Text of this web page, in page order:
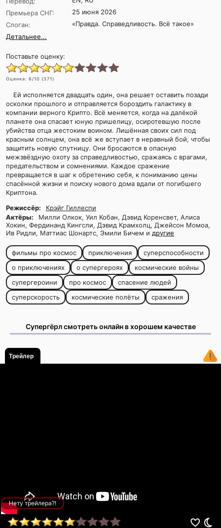
Премьера СНГ:
25 июня 2026
Слоган:
«Правда. Справедливость. Всё такое»
Детальнее...
Поставьте оценку:
Оценка: 6/10 (371)
Ей исполняется двадцать один, она решает оставить позади
осколки прошлого и отправляется бороздить галактику в
компании верного Крипто. Всё меняется, когда на далёкой
планете она спасает юную пришелицу, осиротевшую после
убийства отца жестоким воином. Лишённая своих сил под
красным солнцем, она всё же вступает в неравный бой, чтобы
защитить новую спутницу. Они бросаются в опасную
межзвёздную охоту за справедливостью, сражаясь с врагами,
предательством и сомнениями. Каждое сражение
превращается в шаг к обретению себя, к пониманию цены
спасённой жизни и поиску нового дома вдали от погибшего
Криптона.
Режиссёр:
Крэйг Гиллеспи
Актёры:
Милли Олкок, Уил Кобан, Дэвид Коренсвет, Алиса
Хокин, Фердинанд Кингсли, Дэвид Крамхолц, Джейсон Момоа,
Ив Ридли, Маттиас Шонартс, Эмили Бичем и другие
фильмы про космос приключения
суперспособности
о приключениях
о супергероях
космические войны
супергероини
про космос
спасение людей
суперскорость
космические полёты сражения
Супергёрл смотреть онлайн в хорошем качестве
Трейлер
Нету трейлера?!